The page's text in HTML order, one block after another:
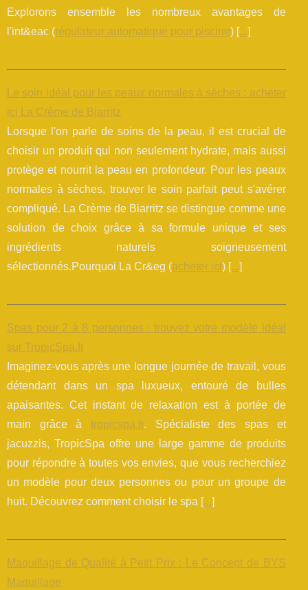
Explorons ensemble les nombreux avantages de
l'int&eac (régulateur automatique pour piscine) [...]
Le soin idéal pour les peaux normales à sèches : acheter
ici La Crème de Biarritz
Lorsque l'on parle de soins de la peau, il est crucial de
choisir un produit qui non seulement hydrate, mais aussi
protège et nourrit la peau en profondeur. Pour les peaux
normales à sèches, trouver le soin parfait peut s'avérer
compliqué. La Crème de Biarritz se distingue comme une
solution de choix grâce à sa formule unique et ses
ingrédients naturels soigneusement
sélectionnés.Pourquoi La Cr&eg (acheter ici) [...]
Spas pour 2 à 8 personnes : trouvez votre modèle idéal
sur TropicSpa.fr
Imaginez-vous après une longue journée de travail, vous
détendant dans un spa luxueux, entouré de bulles
apaisantes. Cet instant de relaxation est à portée de
main grâce à tropicspa.fr. Spécialiste des spas et
jacuzzis, TropicSpa offre une large gamme de produits
pour répondre à toutes vos envies, que vous recherchiez
un modèle pour deux personnes ou pour un groupe de
huit. Découvrez comment choisir le spa [...]
Maquillage de Qualité à Petit Prix : Le Concept de BYS
Maquillage